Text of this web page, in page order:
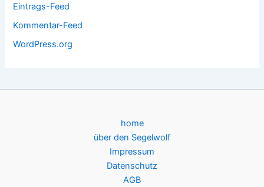
Eintrags-Feed
Kommentar-Feed
WordPress.org
home
über den Segelwolf
Impressum
Datenschutz
AGB